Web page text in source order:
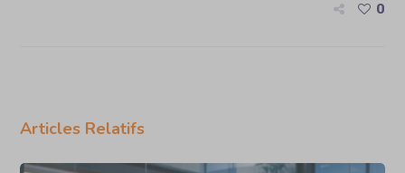
0
Articles Relatifs